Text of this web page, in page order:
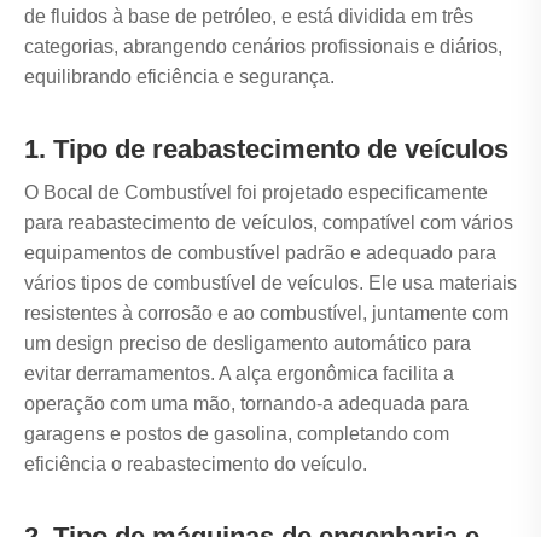
de fluidos à base de petróleo, e está dividida em três
categorias, abrangendo cenários profissionais e diários,
equilibrando eficiência e segurança.
1. Tipo de reabastecimento de veículos
O Bocal de Combustível foi projetado especificamente
para reabastecimento de veículos, compatível com vários
equipamentos de combustível padrão e adequado para
vários tipos de combustível de veículos. Ele usa materiais
resistentes à corrosão e ao combustível, juntamente com
um design preciso de desligamento automático para
evitar derramamentos. A alça ergonômica facilita a
operação com uma mão, tornando-a adequada para
garagens e postos de gasolina, completando com
eficiência o reabastecimento do veículo.